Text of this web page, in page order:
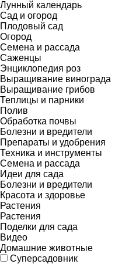
Лунный календарь
Сад и огород
Плодовый сад
Огород
Семена и рассада
Саженцы
Энциклопедия роз
Выращивание винограда
Выращивание грибов
Теплицы и парники
Полив
Обработка почвы
Болезни и вредители
Препараты и удобрения
Техника и инструменты
Семена и рассада
Идеи для сада
Болезни и вредители
Красота и здоровье
Растения
Растения
Поделки для сада
Видео
Домашние животные
Суперсадовник